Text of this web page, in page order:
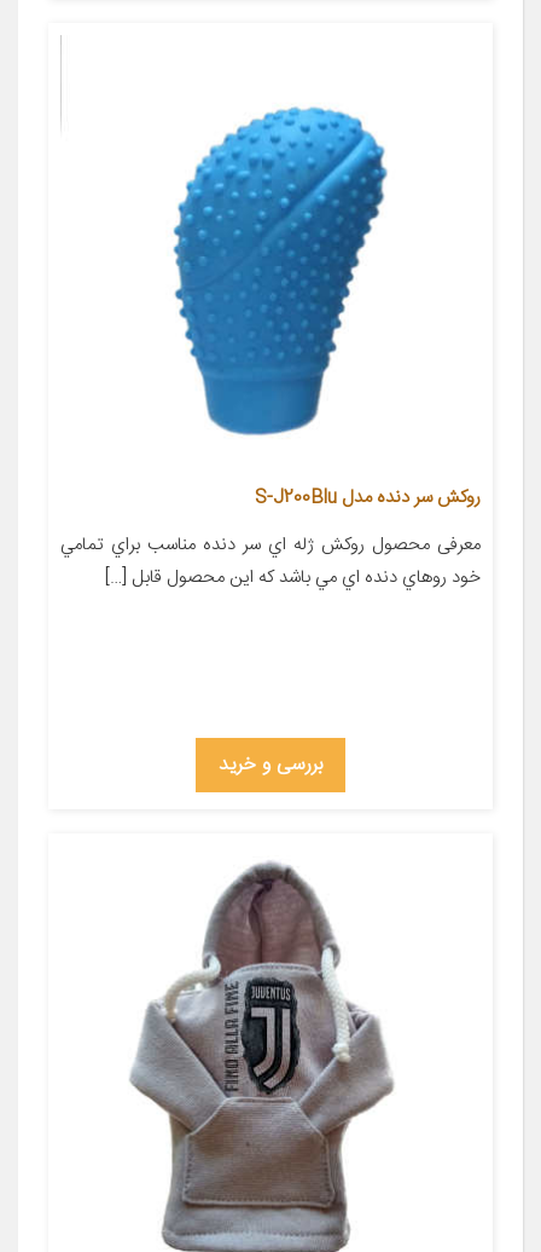
روکش سر دنده مدل S-J200Blu
معرفی محصول روکش ژله اي سر دنده مناسب براي تمامي
خود روهاي دنده اي مي باشد که اين محصول قابل […]
بررسی و خرید